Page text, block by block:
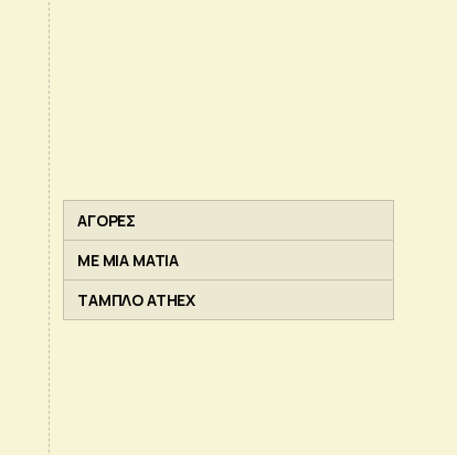
ΑΓΟΡΕΣ
ΜΕ ΜΙΑ ΜΑΤΙΑ
ΤΑΜΠΛΟ ATHEX